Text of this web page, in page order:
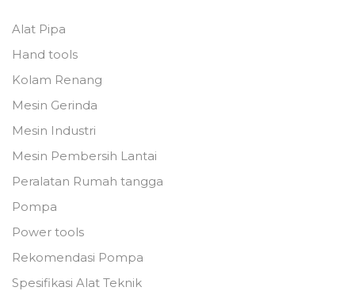
Alat Pipa
Hand tools
Kolam Renang
Mesin Gerinda
Mesin Industri
Mesin Pembersih Lantai
Peralatan Rumah tangga
Pompa
Power tools
Rekomendasi Pompa
Spesifikasi Alat Teknik